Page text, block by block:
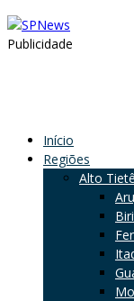
Publicidade
Início
Regiões
Alto Tietê